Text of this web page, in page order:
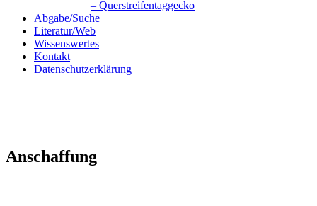
– Querstreifentaggecko
Abgabe/Suche
Literatur/Web
Wissenswertes
Kontakt
Datenschutzerklärung
Anschaffung